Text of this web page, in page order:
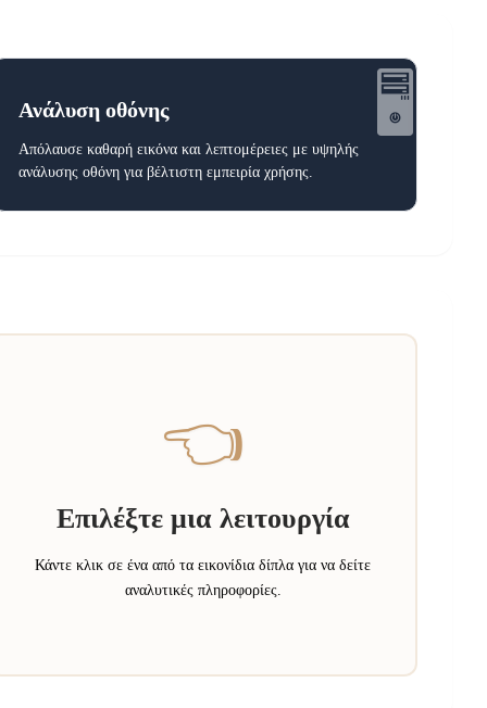
🖥️
Ανάλυση οθόνης
Απόλαυσε καθαρή εικόνα και λεπτομέρειες με υψηλής
ανάλυσης οθόνη για βέλτιστη εμπειρία χρήσης.
👈
Επιλέξτε μια λειτουργία
Κάντε κλικ σε ένα από τα εικονίδια δίπλα για να δείτε
αναλυτικές πληροφορίες.